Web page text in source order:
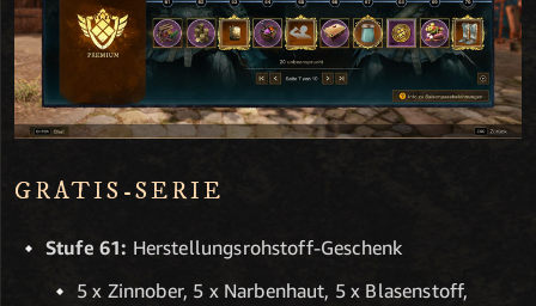
GRATIS-SERIE
Stufe 61: Herstellungsrohstoff-Geschenk
5 x Zinnober, 5 x Narbenhaut, 5 x Blasenstoff,